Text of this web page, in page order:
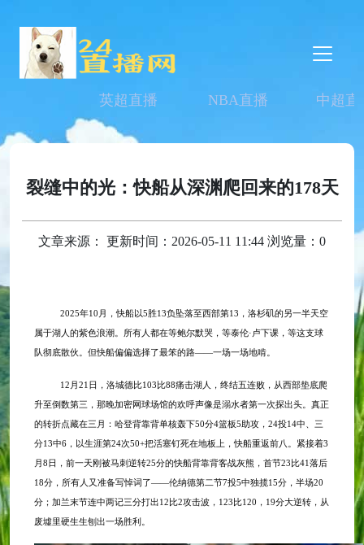
英超直播 NBA直播 中超直
裂缝中的光：快船从深渊爬回来的178天
文章来源： 更新时间：2026-05-11 11:44 浏览量：0
2025年10月，快船以5胜13负坠落至西部第13，洛杉矶的另一半天空
属于湖人的紫色浪潮。所有人都在等鲍尔默哭，等泰伦·卢下课，等这支球
队彻底散伙。但快船偏偏选择了最笨的路——一场一场地啃。
12月21日，洛城德比103比88痛击湖人，终结五连败，从西部垫底爬
升至倒数第三，那晚加密网球场馆的欢呼声像是溺水者第一次探出头。真正
的转折点藏在三月：哈登背靠背单核轰下50分4篮板5助攻，24投14中、三
分13中6，以生涯第24次50+把活塞钉死在地板上，快船重返前八。紧接着3
月8日，前一天刚被马刺逆转25分的快船背靠背客战灰熊，首节23比41落后
18分，所有人又准备写悼词了——伦纳德第二节7投5中独揽15分，半场20
分；加兰末节连中两记三分打出12比2攻击波，123比120，19分大逆转，从
废墟里硬生生刨出一场胜利。